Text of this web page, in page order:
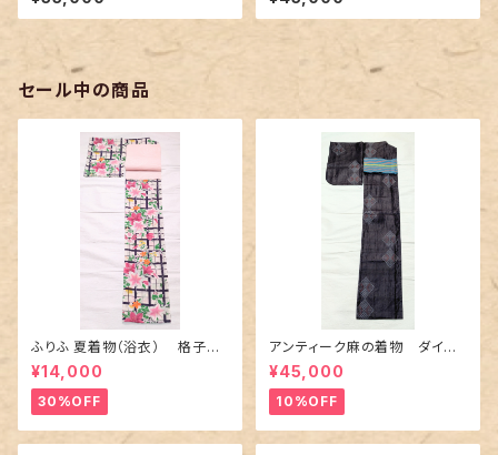
の両面染め
セール中の商品
ふりふ 夏着物（浴衣） 格子に
百合や秋草花
¥14,000
30%OFF
アンティーク麻の着物 ダイヤ
に市松柄の上布
¥45,000
10%OFF